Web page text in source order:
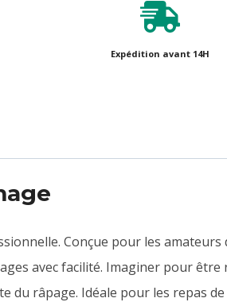
Expédition avant 14H
Conçue pour les
avec facilité. Imaginer pour
râpage. Idéale pour les repas